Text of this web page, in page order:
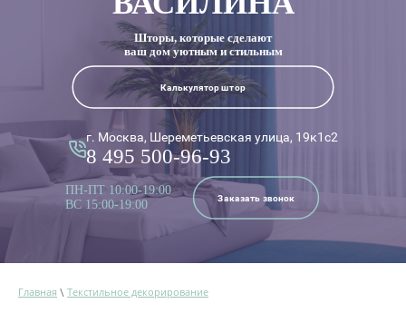
Шторы, которые сделают
ваш дом уютным и стильным
Калькулятор штор
г. Москва, Шереметьевская улица, 19к1с2
8 495 500-96-93
ПН-ПТ 10:00-19:00
ВС 15:00-19:00
Заказать звонок
Главная \ Текстильное декорирование